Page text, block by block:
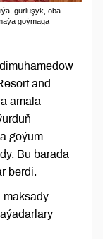
gurluşyk, oba
goýmaga
and
amala
goýum
Bu barada
berdi.
maksady